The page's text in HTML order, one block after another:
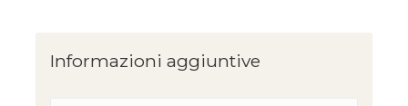
Informazioni aggiuntive